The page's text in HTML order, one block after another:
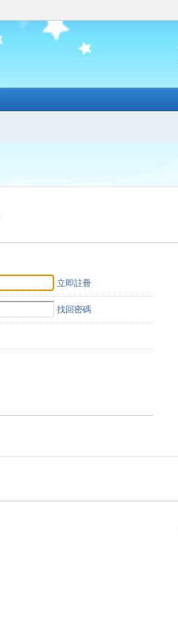
立即註冊
找回密碼